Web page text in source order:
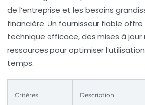
de l’entreprise et les besoins
financière. Un fournisseur fiable offre
technique efficace, des mises à jour
ressources pour optimiser
temps.
Critères Description